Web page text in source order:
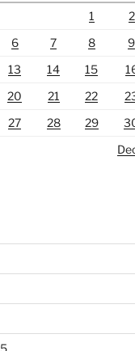
1 2
6 7 8 9
13 14 15
20 21 22
27 28 29